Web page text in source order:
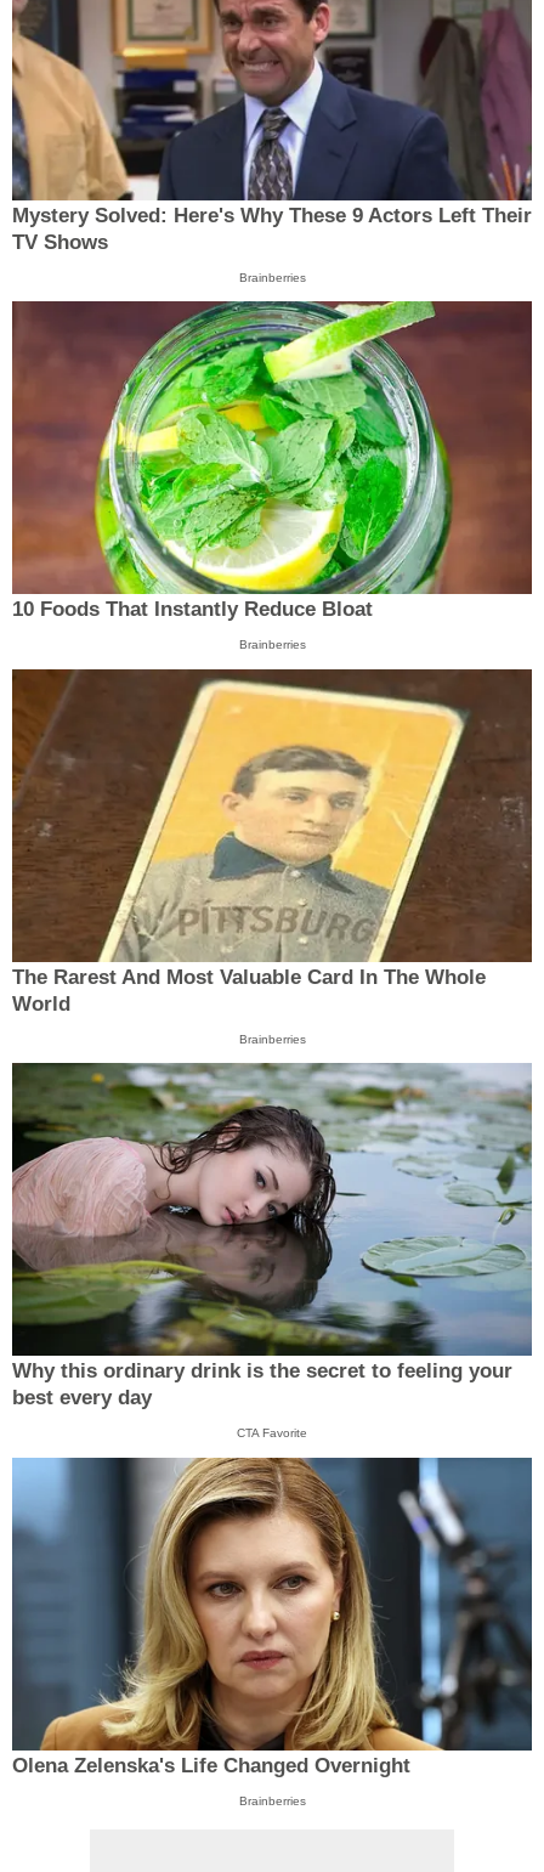
Mystery Solved: Here's Why These 9 Actors Left Their
TV Shows
Brainberries
10 Foods That Instantly Reduce Bloat
Brainberries
The Rarest And Most Valuable Card In The Whole
World
Brainberries
Why this ordinary drink is the secret to feeling your
best every day
CTA Favorite
Olena Zelenska's Life Changed Overnight
Brainberries